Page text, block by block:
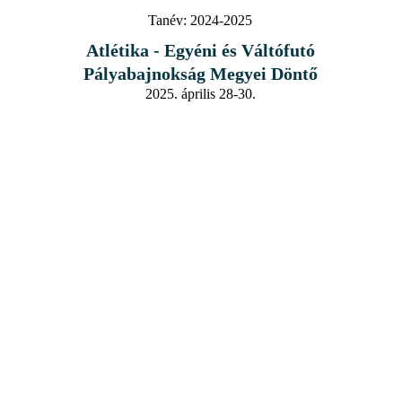
Tanév: 2024-2025
Atlétika - Egyéni és Váltófutó
Pályabajnokság Megyei Döntő
2025. április 28-30.